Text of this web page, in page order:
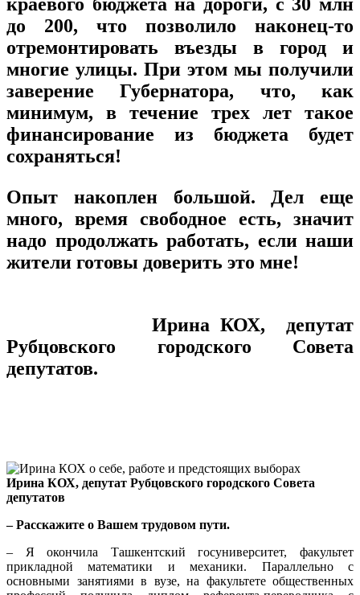
краевого бюджета на дороги, с 30 млн
до 200, что позволило наконец-то
отремонтировать въезды в город и
многие улицы. При этом мы получили
заверение Губернатора, что, как
минимум, в течение трех лет такое
финансирование из бюджета будет
сохраняться!
Опыт накоплен большой. Дел еще
много, время свободное есть, значит
надо продолжать работать, если наши
жители готовы доверить это мне!
Ирина КОХ, депутат
Рубцовского городского Совета
депутатов.
Ирина КОХ, депутат Рубцовского городского Совета
депутатов
– Расскажите о Вашем трудовом пути.
– Я окончила Ташкентский госуниверситет, факультет
прикладной математики и механики. Параллельно с
основными занятиями в вузе, на факультете общественных